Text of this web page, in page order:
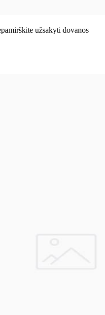
užsakyti dovanos